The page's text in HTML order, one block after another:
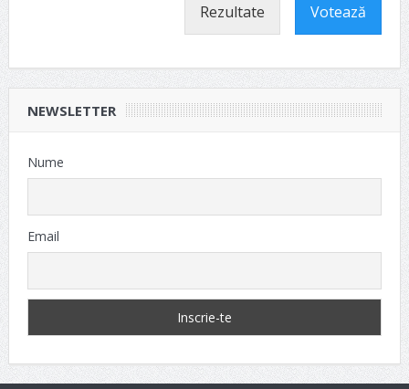
Rezultate Votează
NEWSLETTER
Nume
Email